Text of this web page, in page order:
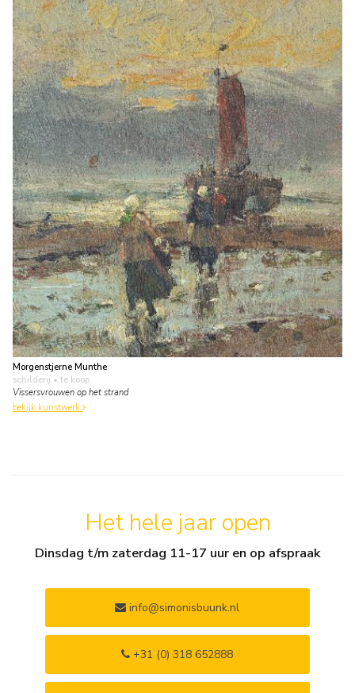
Morgenstjerne Munthe
schilderij • te koop
Vissersvrouwen op het strand
bekijk kunstwerk
Het hele jaar open
Dinsdag t/m zaterdag 11-17 uur en op afspraak
info@simonisbuunk.nl
+31 (0) 318 652888